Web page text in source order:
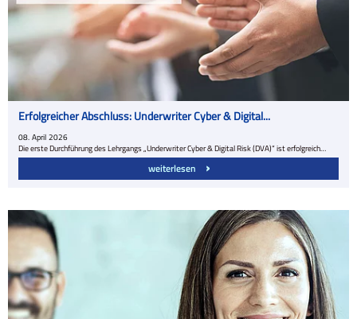
Erfolgreicher Abschluss: Underwriter Cyber & Digital...
08. April 2026
Die erste Durchführung des Lehrgangs „Underwriter Cyber & Digital Risk (DVA)“ ist erfolgreich…
weiterlesen